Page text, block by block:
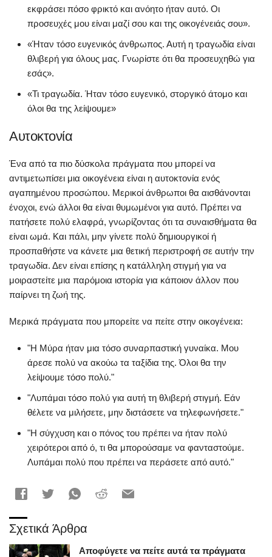
εκφράσει πόσο φρικτό και ανόητο ήταν αυτό. Οι
προσευχές μου είναι μαζί σου και της οικογένειάς σου».
«Ήταν τόσο ευγενικός άνθρωπος. Αυτή η τραγωδία είναι
θλιβερή για όλους μας. Γνωρίστε ότι θα προσευχηθώ για
εσάς».
«Τι τραγωδία. Ήταν τόσο ευγενικό, στοργικό άτομο και
όλοι θα της λείψουμε»
Αυτοκτονία
Ένα από τα πιο δύσκολα πράγματα που μπορεί να
αντιμετωπίσει μια οικογένεια είναι η αυτοκτονία ενός
αγαπημένου προσώπου. Μερικοί άνθρωποι θα αισθάνονται
ένοχοι, ενώ άλλοι θα είναι θυμωμένοι για αυτό. Πρέπει να
πατήσετε πολύ ελαφρά, γνωρίζοντας ότι τα συναισθήματα θα
είναι ωμά. Και πάλι, μην γίνετε πολύ δημιουργικοί ή
προσπαθήστε να κάνετε μια θετική περιστροφή σε αυτήν την
τραγωδία. Δεν είναι επίσης η κατάλληλη στιγμή για να
μοιραστείτε μια παρόμοια ιστορία για κάποιον άλλον που
παίρνει τη ζωή της.
Μερικά πράγματα που μπορείτε να πείτε στην οικογένεια:
"Η Μύρα ήταν μια τόσο συναρπαστική γυναίκα. Μου
άρεσε πολύ να ακούω τα ταξίδια της. Όλοι θα την
λείψουμε τόσο πολύ."
"Λυπάμαι τόσο πολύ για αυτή τη θλιβερή στιγμή. Εάν
θέλετε να μιλήσετε, μην διστάσετε να τηλεφωνήσετε."
"Η σύγχυση και ο πόνος του πρέπει να ήταν πολύ
χειρότεροι από ό, τι θα μπορούσαμε να φανταστούμε.
Λυπάμαι πολύ που πρέπει να περάσετε από αυτό."
Σχετικά Άρθρα
Αποφύγετε να πείτε αυτά τα πράγματα